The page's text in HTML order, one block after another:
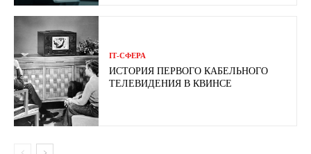
ІТ-СФЕРА
ИСТОРИЯ ПЕРВОГО КАБЕЛЬНОГО
ТЕЛЕВИДЕНИЯ В КВИНСЕ